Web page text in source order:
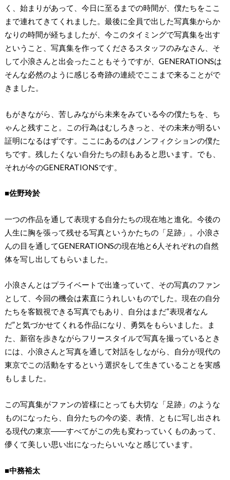
く、始まりがあって、今日に至るまでの時間が、僕たちをここ
まで連れてきてくれました。最後に全員で出した写真集からか
なりの時間が経ちましたが、今このタイミングで写真集を出す
ということ、写真集を作ってくださるスタッフのみなさん、そ
して小浪さんと出会ったこともそうですが、GENERATIONSは
そんな必然のように感じる奇跡の連続でここまで来ることがで
きました。
もがきながら、苦しみながら未来をみている今の僕たちを、ち
ゃんと残すこと。この行為はむしろきっと、その未来が明るい
証明になるはずです。ここにあるのはノンフィクションの僕た
ちです。残したくない自分たちの顔もあると思います。でも、
それが今のGENERATIONSです。
■佐野玲於
一つの作品を通して表現する自分たちの現在地と進化。今後の
人生に胸を張って残せる写真というかたちの「足跡」。小浪さ
んの目を通してGENERATIONSの現在地と6人それぞれの自然
体を写し出してもらいました。
小浪さんとはプライベートで出逢っていて、その写真のファン
として、今回の機会は素直にうれしいものでした。現在の自分
たちを客観視できる写真でもあり、自分はまだ“表現者なん
だ”と気づかせてくれる作品になり、勇気をもらいました。ま
た、新宿を歩きながらフリースタイルで写真を撮っているとき
には、小浪さんと写真を通して対話をしながら、自分が現代の
東京でこの活動をするという選択をして生きていることを実感
もしました。
この写真集がファンの皆様にとっても大切な「足跡」のような
ものになったら、自分たちの今の姿、表情、ともに写し出され
る現代の東京――すべてがこの先も変わっていくものあって、
儚くて美しい思い出になったらいいなと感じています。
■中務裕太